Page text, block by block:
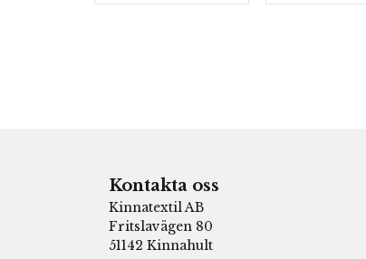
Kontakta oss
Kinnatextil AB
Fritslavägen 80
51142 Kinnahult